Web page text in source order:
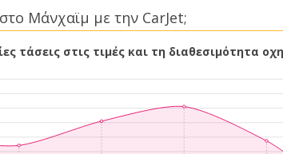
Μάνχαϊμ με την CarJet;
τάσεις στις τιμές και τη διαθεσιμότητα